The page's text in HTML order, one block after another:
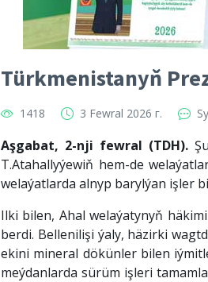
Türkmenistanyň
1418 3 Fewral 2026 г.
Aşgabat, 2-nji fewral (TDH).
T.Atahallyýewiň hem-de
welaýatlarda alnyp barylýan işler
Ilki bilen, Ahal welaýatynyň
berdi. Bellenilişi ýaly, häzirki
ekini mineral dökünler bilen
meýdanlarda sürüm işleri